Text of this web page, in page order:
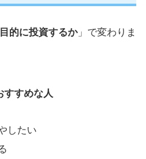
的に投資するか」で変わりま
すすめな人
したい